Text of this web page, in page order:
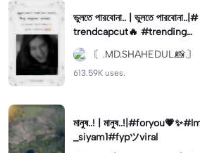
ভুলতে পারবোনা.. | ভুলতে পারবোনা..|#
trendcapcut🔥 #trending🔥
#fypツ⁠ #foryou💗✨#flypシ
〘.MD.SHAHEDUL.📸.〙
613.59K uses.
মানুষ..! |
_siyam1#fypツviral